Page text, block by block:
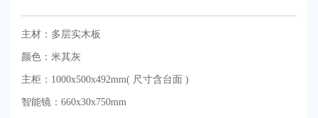
主材：多层实木板
颜色：米其灰
主柜：1000x500x492mm( 尺寸含台面 )
智能镜：660x30x750mm